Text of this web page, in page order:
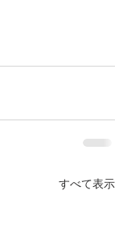
すべて表示